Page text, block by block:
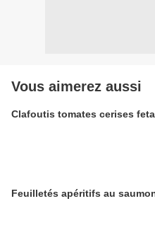
Vous aimerez aussi
Clafoutis tomates cerises feta
Feuilletés apéritifs au